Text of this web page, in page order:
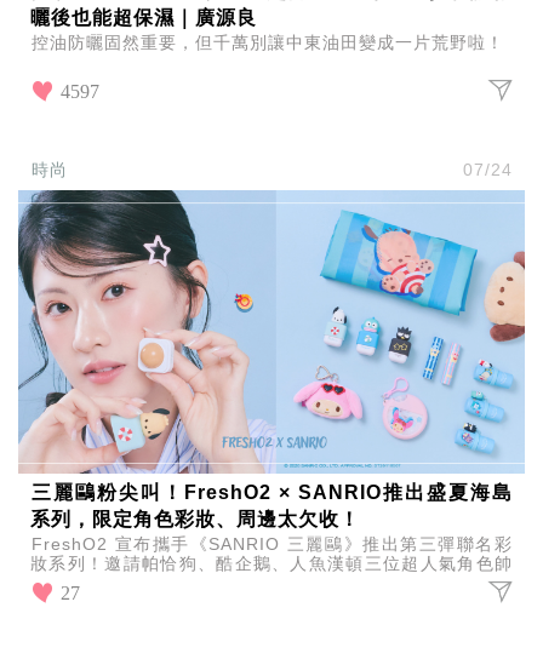
曬後也能超保濕｜廣源良
控油防曬固然重要，但千萬別讓中東油田變成一片荒野啦！
4597
時尚 07/24
三麗鷗粉尖叫！FreshO2 × SANRIO推出盛夏海島
系列，限定角色彩妝、周邊太欠收！
FreshO2 宣布攜手《SANRIO 三麗鷗》推出第三彈聯名彩
妝系列！邀請帕恰狗、酷企鵝、人魚漢頓三位超人氣角色帥
氣領軍，美樂蒂與雙星仙子也甜美加入盛夏派對。
27